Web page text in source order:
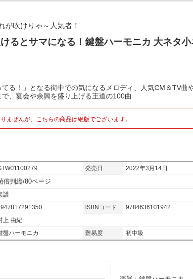
が吹けりゃ～人気者！
るとサマになる！鍵盤ハーモニカ 大ネタ
てる！」となる街中での気になるメロディ、人気CM＆TV曲
、宴会や余興を盛り上げる王道の100曲
ませんが、こちらの商品は絶版でございます。
発売日
2022年3月14日
倍判縦/80ページ
譜
ISBNコード
9784636101942
上 由紀
盤ハーモニカ 難易度 初中級